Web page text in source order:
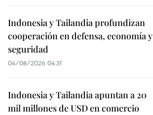
Indonesia y Tailandia profundizan
cooperación en defensa, economía y
seguridad
04/08/2026 04:31
Indonesia y Tailandia apuntan a 20
mil millones de USD en comercio